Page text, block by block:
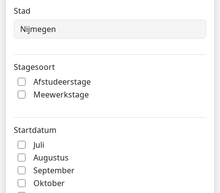
Stad
Stagesoort
Afstudeerstage
Meewerkstage
Startdatum
Juli
Augustus
September
Oktober